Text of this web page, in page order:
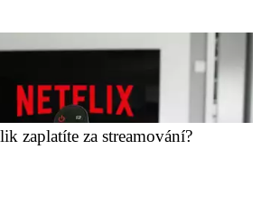
zaplatíte za streamování?